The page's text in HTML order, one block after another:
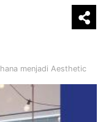
menjadi Aesthetic